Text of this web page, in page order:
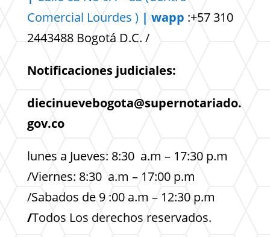
Comercial Lourdes ) | wapp :+57 310
2443488 Bogotá D.C. /
Notificaciones judiciales:
diecinuevebogota@supernotariado.
gov.co
lunes a Jueves: 8:30 a.m – 17:30 p.m
/Viernes: 8:30 a.m – 17:00 p.m
/Sabados de 9 :00 a.m – 12:30 p.m
/Todos Los derechos reservados.